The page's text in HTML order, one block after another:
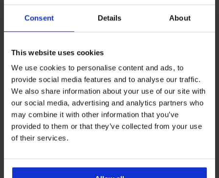
Consent Details About
This website uses cookies
We use cookies to personalise content and ads, to
provide social media features and to analyse our traffic.
We also share information about your use of our site with
our social media, advertising and analytics partners who
may combine it with other information that you’ve
provided to them or that they’ve collected from your use
of their services.
slipjes Erica
17,99 €actie 3+1 GRATIS